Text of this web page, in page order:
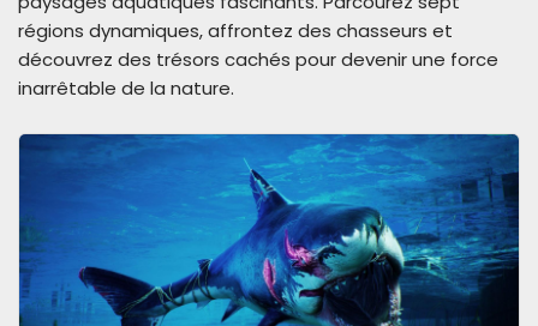
régions dynamiques, affrontez des chasseurs et
découvrez des trésors cachés pour devenir une force
inarrêtable de la nature.